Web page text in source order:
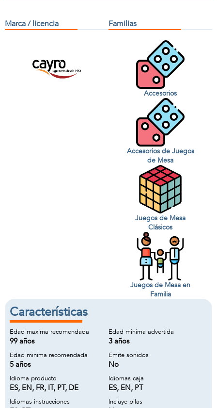
Marca / licencia Familias
Accesorios
Accesorios de Juegos
de Mesa
Juegos de Mesa
Clásicos
Juegos de Mesa en
Familia
Características
Edad maxima recomendada
99 años
Edad minima advertida
3 años
Edad minima recomendada
5 años
Emite sonidos
No
Idioma producto
ES, EN, FR, IT, PT, DE
Idiomas caja
ES, EN, PT
Idiomas instrucciones Incluye pilas